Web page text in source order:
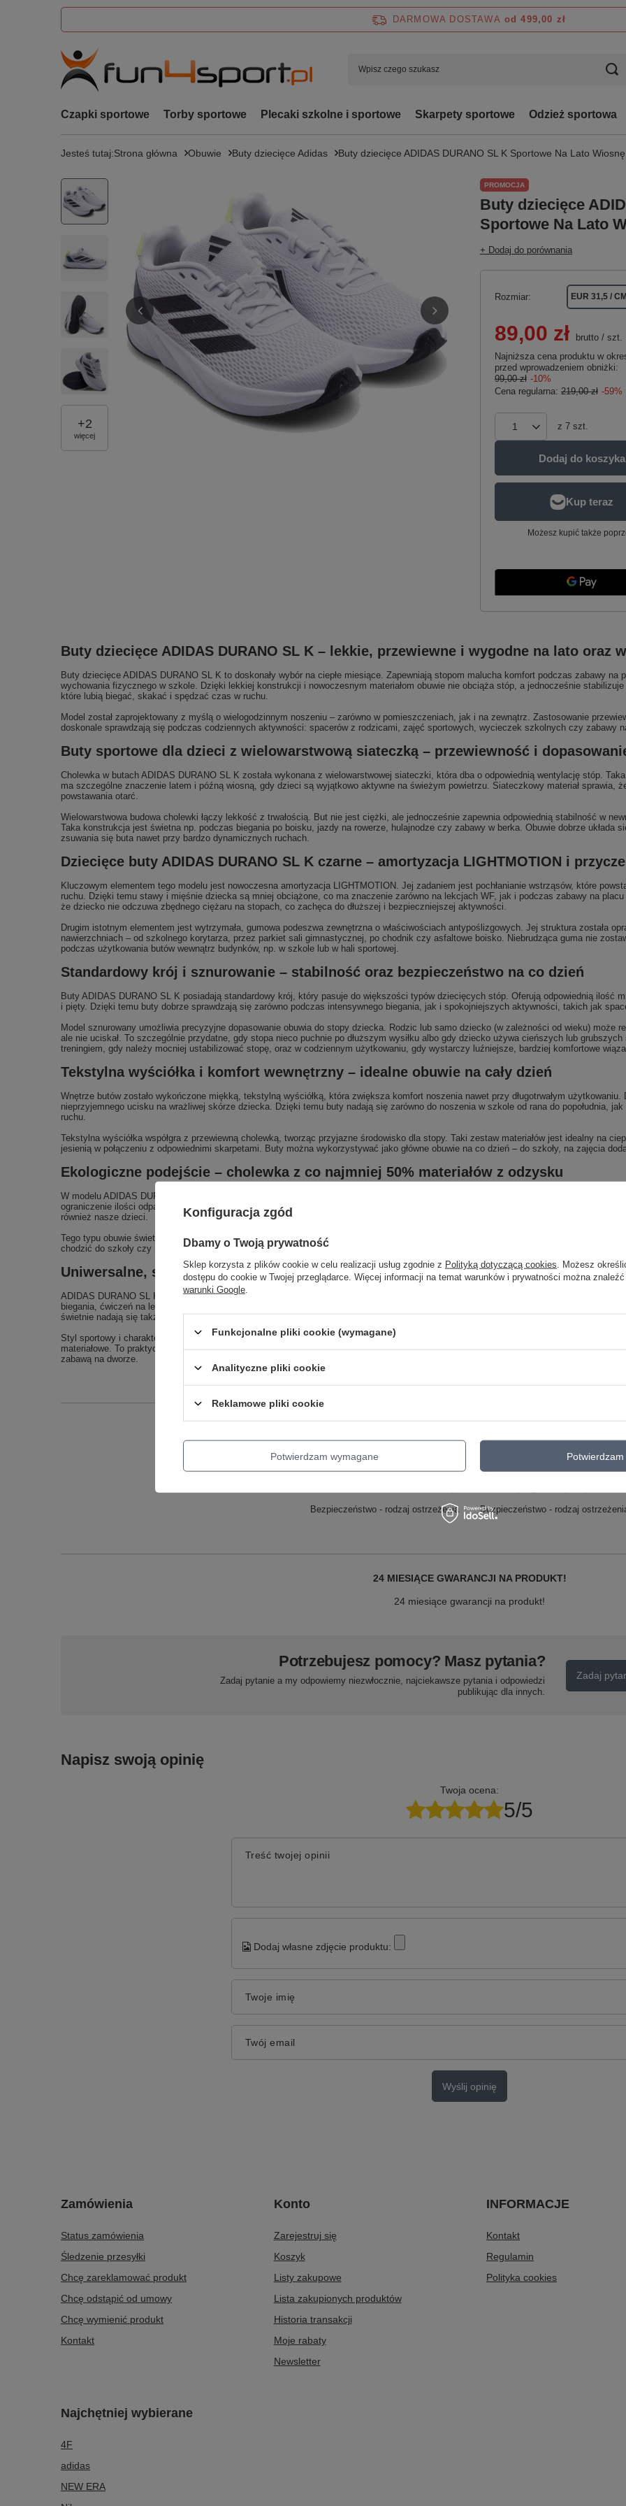
DARMOWA DOSTAWA od 499,00 zł
Czapki sportowe Torby sportowe Plecaki szkolne i sportowe Skarpety sportowe Odzież sportowa
Jesteś tutaj:Strona główna Obuwie Buty dziecięce Adidas Buty dziecięce ADIDAS DURANO SL K Sportowe Na Lato
+2
więcej
PROMOCJA
Buty dziecięce
Sportowe Na Lato
+ Dodaj do porównania
Rozmiar EUR 31,5 /
89,00 zł brutto / szt.
Najniższa cena produktu w
przed wprowadzeniem obniżki:
99,00 zł -10%
Cena regularna: 219,00 zł -59%
z 7 szt.
Dodaj do koszyka
Możesz kupić także
Buty dziecięce ADIDAS DURANO SL K – lekkie, przewiewne i wygodne na lato oraz
Buty dziecięce ADIDAS DURANO SL K to doskonały wybór na ciepłe miesiące. Zapewniają stopom malucha komfort podczas zabawy
wychowania fizycznego w szkole. Dzięki lekkiej konstrukcji i nowoczesnym materiałom obuwie nie obciąża stóp, a jednocześnie
które lubią biegać, skakać i spędzać czas w ruchu.
Model został zaprojektowany z myślą o wielogodzinnym noszeniu – zarówno w pomieszczeniach, jak i na zewnątrz. Zastosowanie
doskonale sprawdzają się podczas codziennych aktywności: spacerów z rodzicami, zajęć sportowych, wycieczek szkolnych czy zabawy
Buty sportowe dla dzieci z wielowarstwową siateczką – przewiewność i
Cholewka w butach ADIDAS DURANO SL K została wykonana z wielowarstwowej siateczki, która dba o odpowiednią wentylację stóp.
ma szczególne znaczenie latem i późną wiosną, gdy dzieci są wyjątkowo aktywne na świeżym powietrzu. Siateczkowy materiał sprawia,
powstawania otarć.
Wielowarstwowa budowa cholewki łączy lekkość z trwałością. But nie jest ciężki, ale jednocześnie zapewnia odpowiednią stabilność w
Taka konstrukcja jest świetna np. podczas biegania po boisku, jazdy na rowerze, hulajnodze czy zabawy w berka. Obuwie dobrze układa
zsuwania się buta nawet przy bardzo dynamicznych ruchach.
Dziecięce buty ADIDAS DURANO SL K czarne – amortyzacja LIGHTMOTION i
Kluczowym elementem tego modelu jest nowoczesna amortyzacja LIGHTMOTION. Jej zadaniem jest pochłanianie wstrząsów, które
ruchu. Dzięki temu stawy i mięśnie dziecka są mniej obciążone, co ma znaczenie zarówno na lekcjach WF, jak i podczas zabawy na
że dziecko nie odczuwa zbędnego ciężaru na stopach, co zachęca do dłuższej i bezpieczniejszej aktywności.
Drugim istotnym elementem jest wytrzymała, gumowa podeszwa zewnętrzna o właściwościach antypoślizgowych. Jej struktura została
nawierzchniach – od szkolnego korytarza, przez parkiet sali gimnastycznej, po chodnik czy asfaltowe boisko. Niebrudząca guma nie
podczas użytkowania butów wewnątrz budynków, np. w szkole lub w hali sportowej.
Standardowy krój i sznurowanie – stabilność oraz bezpieczeństwo na co dzień
Buty ADIDAS DURANO SL K posiadają standardowy krój, który pasuje do większości typów dziecięcych stóp. Oferują odpowiednią ilość
i pięty. Dzięki temu buty dobrze sprawdzają się zarówno podczas intensywnego biegania, jak i spokojniejszych aktywności, takich jak
Model sznurowany umożliwia precyzyjne dopasowanie obuwia do stopy dziecka. Rodzic lub samo dziecko (w zależności od wieku) może
ale nie uciskał. To szczególnie przydatne, gdy stopa nieco puchnie po dłuższym wysiłku albo gdy dziecko używa cieńszych lub
treningiem, gdy należy mocniej ustabilizować stopę, oraz w codziennym użytkowaniu, gdy wystarczy luźniejsze, bardziej komfortowe
Tekstylna wyściółka i komfort wewnętrzny – idealne obuwie na cały dzień
Wnętrze butów zostało wykończone miękką, tekstylną wyściółką, która zwiększa komfort noszenia nawet przy długotrwałym
nieprzyjemnego ucisku na wrażliwej skórze dziecka. Dzięki temu buty nadają się zarówno do noszenia w szkole od rana do popołudnia,
ruchu.
Tekstylna wyściółka współgra z przewiewną cholewką, tworząc przyjazne środowisko dla stopy. Taki zestaw materiałów jest idealny na
jesienią w połączeniu z odpowiednimi skarpetami. Buty można wykorzystywać jako główne obuwie na co dzień – do szkoły, na zajęcia
Ekologiczne podejście – cholewka z co najmniej 50% materiałów z odzysku
W modelu ADIDAS DURANO SL K wykorzystano cholewkę zawierającą minimum 50% materiałów pochodzących z recyklingu. Oznacza
ograniczenie ilości odpadów i zużycia surowców pierwotnych. To ważny krok w stronę bardziej odpowiedzialnej konsumpcji i dbania o
również nasze dzieci.
Tego typu obuwie świetnie wpisuje się w codzienne nawyki rodzin, które zwracają uwagę na pochodzenie produktów i starają się
chodzić do szkoły czy na plac zabaw, a rodzic ma świadomość, że wspiera markę stosującą nowoczesne, bardziej zrównoważone
Uniwersalne, sportowe buty dla dzieci – jedna para na wiele okazji
ADIDAS DURANO SL K to model, który sprawdzi się w wielu sytuacjach: od intensywnego wysiłku fizycznego po spokojne, codzienne
biegania, ćwiczeń na lekcjach WF czy zabaw ruchowych na świeżym powietrzu. Gumowa podeszwa o dobrej przyczepności pozwala
świetnie nadają się także do miejskich spacerów, wizyt na placu zabaw czy jazdy na rowerze.
Styl sportowy i charakterystyczny design adidas umożliwiają łatwe łączenie butów z wieloma dziecięcymi stylizacjami – od sportowych
materiałowe. To praktyczne obuwie, które może stać się podstawowym elementem garderoby dziecka na wiosnę i lato, ograniczając
zabawą na dworze.
Podmiot odpowiedzialny za ten produkt na terenie UE adidas AG
Bezpieczeństwo - rodzaj ostrzeżenia Bezpieczeństwo - rodzaj
24 MIESIĄCE GWARANCJI NA PRODUKT!
24 miesiące gwarancji na produkt!
Potrzebujesz pomocy? Masz pytania?
Zadaj pytanie a my odpowiemy niezwłocznie, najciekawsze pytania i odpowiedzi
publikując dla innych.
Zadaj
Napisz swoją opinię
Twoja ocena:
5/5
Treść twojej opinii
Dodaj własne zdjęcie produktu:
Twoje imię
Twój email
Wyślij opinię
Zamówienia
Status zamówienia
Śledzenie przesyłki
Chcę zareklamować produkt
Chcę odstąpić od umowy
Chcę wymienić produkt
Kontakt
Konto
Zarejestruj się
Koszyk
Listy zakupowe
Lista zakupionych produktów
Historia transakcji
Moje rabaty
Newsletter
INFORMACJE
Kontakt
Regulamin
Polityka cookies
Najchętniej wybierane
4F
adidas
NEW ERA
Konfiguracja zgód
Dbamy o Twoją prywatność
Sklep korzysta z plików cookie w celu realizacji usług zgodnie z Polityką dotyczącą cookies . Możesz
dostępu do cookie w Twojej przeglądarce. Więcej informacji na temat warunków i prywatności można
warunki Google
Funkcjonalne pliki cookie (wymagane)
Analityczne pliki cookie
Reklamowe pliki cookie
Potwierdzam wymagane